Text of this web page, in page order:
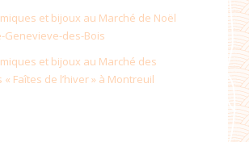
et bijoux au Marché de Noël
Genevieve-des-Bois
et bijoux au Marché des
Faîtes de l’hiver » à Montreuil